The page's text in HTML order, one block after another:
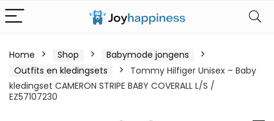
Home Shop
Babymode jongens
Outfits en kledingsets
Tommy Hilfiger Unisex – Baby
kledingset CAMERON STRIPE BABY COVERALL L/S /
EZ57107230